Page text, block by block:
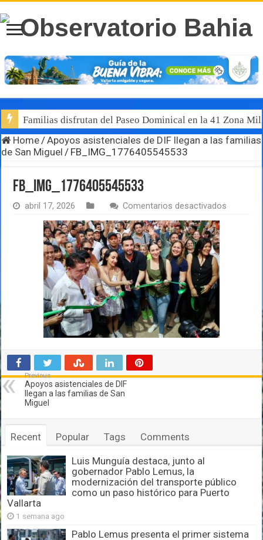
Familias disfrutan del Paseo Dominical en la 41 Zona
Home/Apoyos asistenciales de DIF llegan a las familias
de San Miguel / FB_IMG_1776405545533
FB_IMG_1776405545533
abril 17, 2026 Comentarios desactivados
Previous
Apoyos asistenciales de DIF
llegan a las familias de San
Miguel
Recent Popular Tags Comments
Luis Munguía destaca, junto al
gobernador Pablo Lemus, la
modernización del transporte público
como un paso histórico para Puerto
Vallarta
1 semana ago
Pablo Lemus presenta el primer sistema